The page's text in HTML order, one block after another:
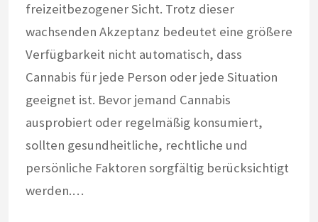
freizeitbezogener Sicht. Trotz dieser
wachsenden Akzeptanz bedeutet eine größere
Verfügbarkeit nicht automatisch, dass
Cannabis für jede Person oder jede Situation
geeignet ist. Bevor jemand Cannabis
ausprobiert oder regelmäßig konsumiert,
sollten gesundheitliche, rechtliche und
persönliche Faktoren sorgfältig berücksichtigt
werden.…